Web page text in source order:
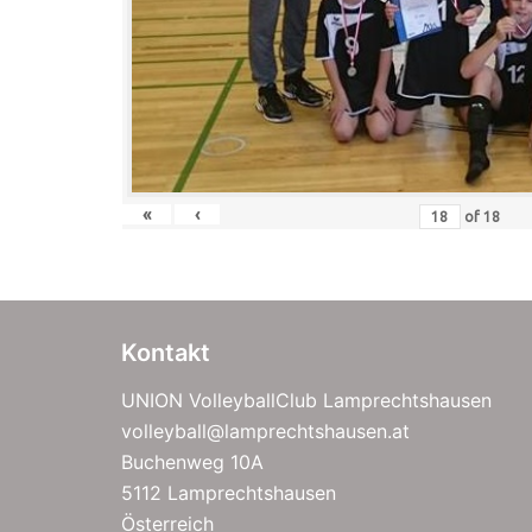
« ‹ of 18
Kontakt
UNION VolleyballClub Lamprechtshausen
volleyball@lamprechtshausen.at
Buchenweg 10A
5112 Lamprechtshausen
Österreich